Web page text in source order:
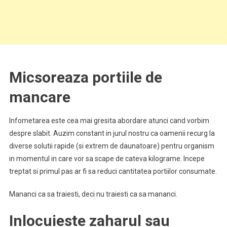
Micsoreaza portiile de
mancare
Infometarea este cea mai gresita abordare atunci cand vorbim
despre slabit. Auzim constant in jurul nostru ca oamenii recurg la
diverse solutii rapide (si extrem de daunatoare) pentru organism
in momentul in care vor sa scape de cateva kilograme. Incepe
treptat si primul pas ar fi sa reduci cantitatea portiilor consumate.
Mananci ca sa traiesti, deci nu traiesti ca sa mananci.
Inlocuieste zaharul sau